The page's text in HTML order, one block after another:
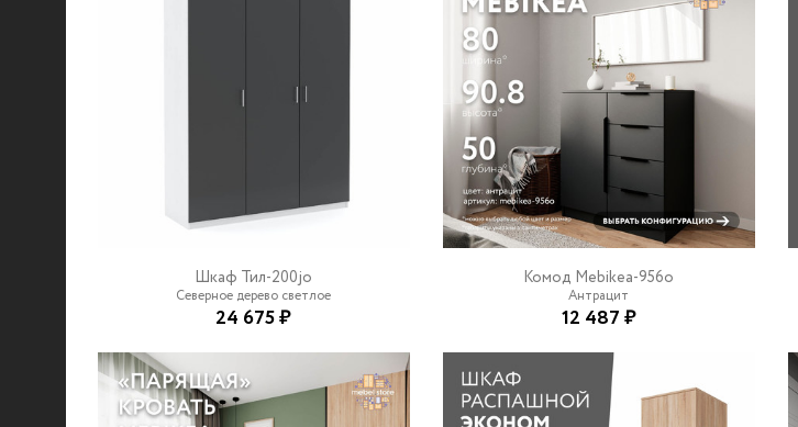
Шкаф Тил-200jo
Северное дерево светлое
24 675 ₽
Комод Mebikea-956o
Антрацит
12 487 ₽